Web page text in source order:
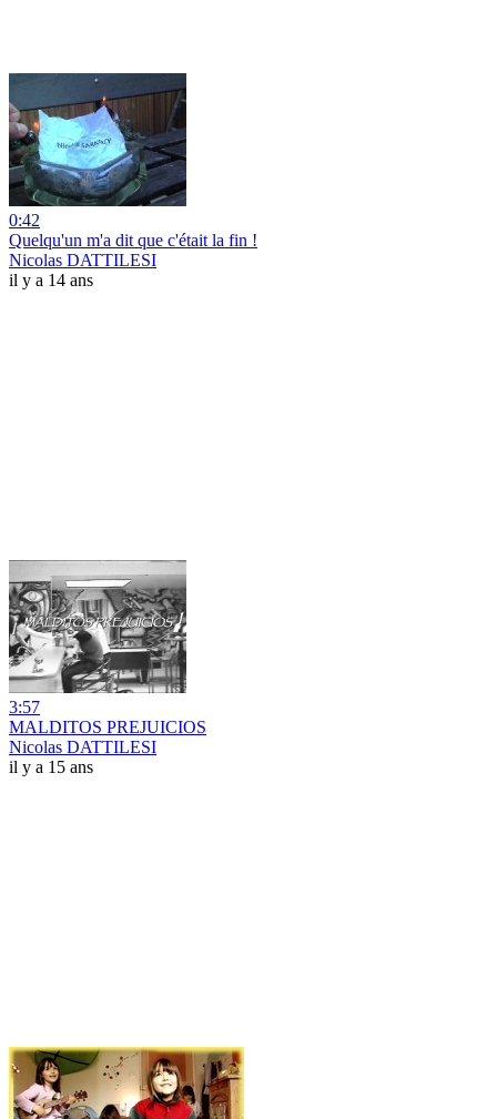
0:42
Quelqu'un m'a dit que c'était la fin !
Nicolas DATTILESI
il y a 14 ans
3:57
MALDITOS PREJUICIOS
Nicolas DATTILESI
il y a 15 ans